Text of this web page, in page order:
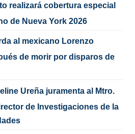
realizará cobertura especial
de Nueva York 2026
al mexicano Lorenzo
de morir por disparos de
Ureña juramenta al Mtro.
de Investigaciones de la